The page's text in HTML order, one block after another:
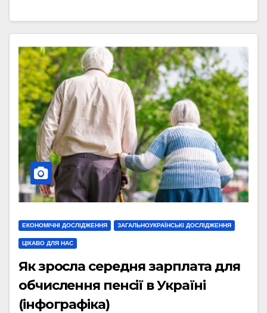
ЕКОНОМІЧНІ ДОСЛІДЖЕННЯ ЗАГАЛЬНОУКРАЇНСЬКІ ДОСЛІДЖЕННЯ
ЦІКАВО ДЛЯ НАС
Як зросла середня зарплата для
обчислення пенсії в Україні
(інфографіка)